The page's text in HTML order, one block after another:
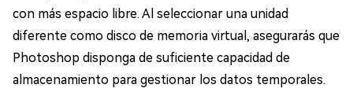
con más espacio libre. Al seleccionar una unidad
diferente como disco de memoria virtual, asegurarás que
Photoshop disponga de suficiente capacidad de
almacenamiento para gestionar los datos temporales.